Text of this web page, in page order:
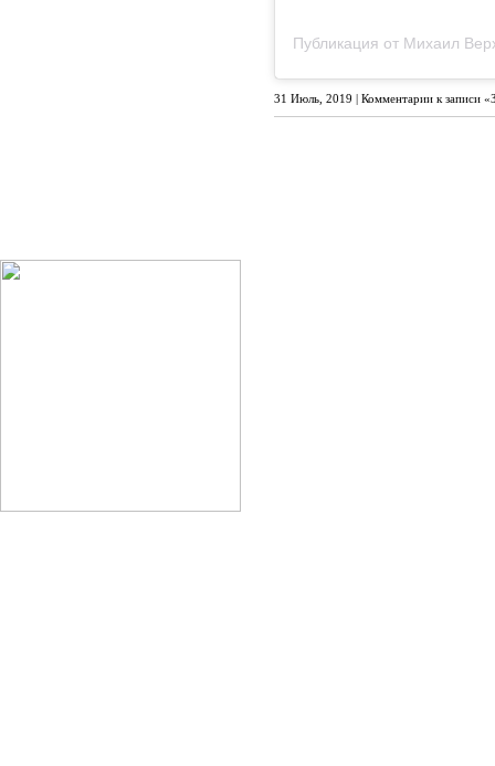
Публикация от Михаил
31 Июль, 2019 | Комментарии к записи